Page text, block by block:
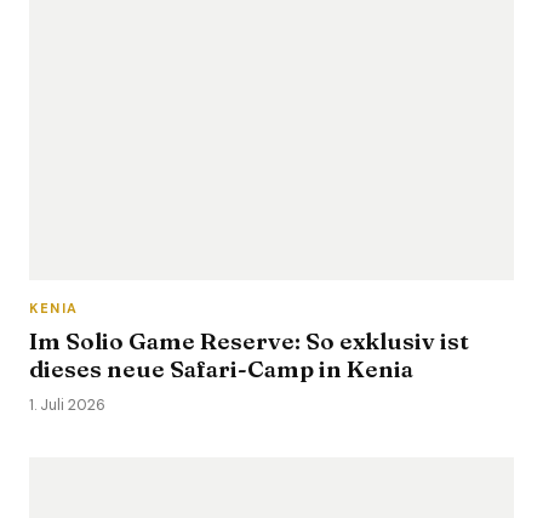
KENIA
Im Solio Game Reserve: So exklusiv ist
dieses neue Safari-Camp in Kenia
1. Juli 2026